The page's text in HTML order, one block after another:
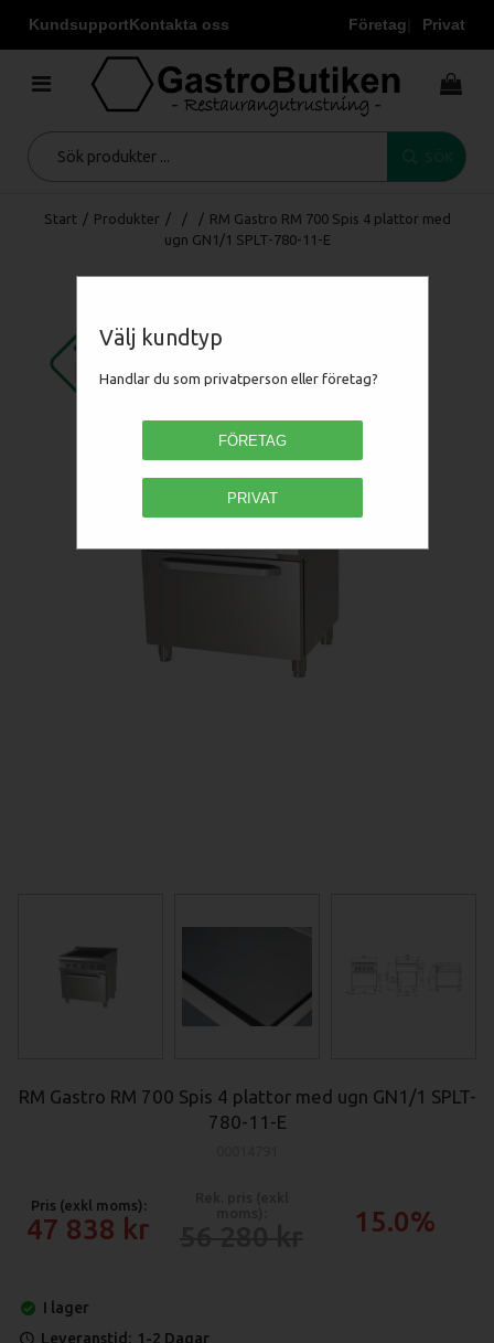
KundsupportKontakta oss Företag Privat
Välj kundtyp
Handlar du som privatperson eller företag?
FÖRETAG
PRIVAT
Start / Produkter / / / RM Gastro RM 700 Spis 4 plattor med
ugn GN1/1 SPLT-780-11-E
RM Gastro RM 700 Spis 4 plattor med ugn GN1/1 SPLT-
780-11-E
Pris (exkl moms):
47 838 15.0%
I lager
Leveranstid: 1-2 Dagar